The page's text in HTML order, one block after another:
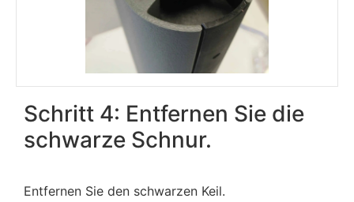
Schritt 4: Entfernen Sie die
schwarze Schnur.
Entfernen Sie den schwarzen Keil.